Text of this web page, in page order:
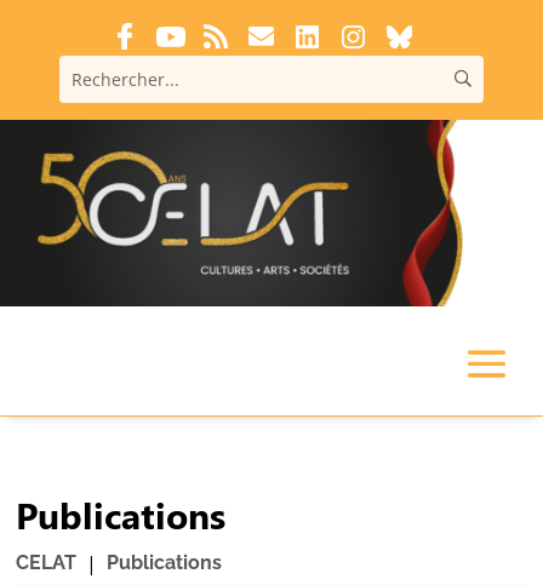
Publications
CELAT | Publications